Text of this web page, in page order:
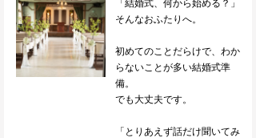
「結婚式、何から始める？」
そんなおふたりへ。
初めてのことだらけで、わか
らないことが多い結婚式準
備。
でも大丈夫です。
「とりあえず話だけ聞いてみ